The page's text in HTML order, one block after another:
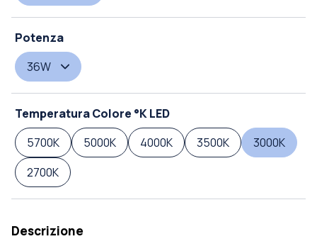
Potenza
36W
Temperatura Colore °K LED
5700K
5000K 4000K 3500K
3000K
2700K
Descrizione